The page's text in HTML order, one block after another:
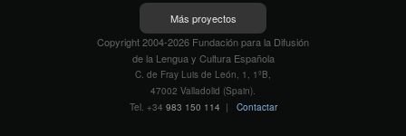
Más proyectos
Copyright 2004-2026 Fundación para la Difusión
de la Lengua y Cultura Española
C. de Fray Luis de León, 1, 1ºB,
47002 Valladolid (Spain).
Tel. +34 983 150 114 | Contactar